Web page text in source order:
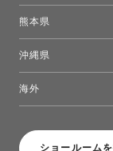
ショールーム
熊本県
沖縄県
海外